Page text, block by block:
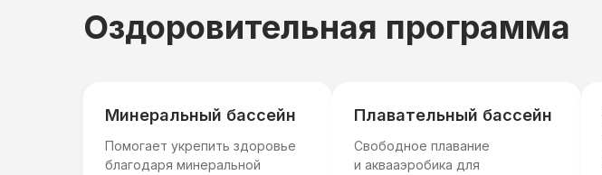
Оздоровительная программа
Минеральный бассейн
Помогает укрепить здоровье
благодаря минеральной
Плавательный бассейн
Свободное плавание
и аквааэробика для